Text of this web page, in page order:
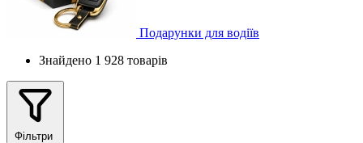
Подарунки для водіїв
Знайдено 1 928 товарів
Фільтри